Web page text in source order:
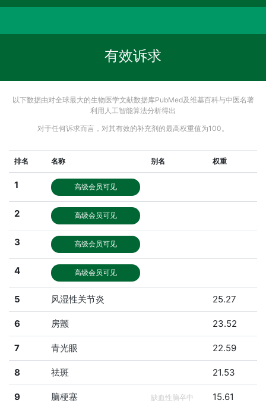
有效诉求
以下数据由对全球最大的生物医学文献数据库PubMed及维基百科与中医名著
利用人工智能算法分析得出
对于任何诉求而言，对其有效的补充剂的最高权重值为100。
排名 名称 别名 权重
1 高级会员可见
2 高级会员可见
3 高级会员可见
4 高级会员可见
5 风湿性关节炎 25.27
6 房颤 23.52
7 青光眼 22.59
8 祛斑 21.53
9 脑梗塞 缺血性脑卒中 15.61